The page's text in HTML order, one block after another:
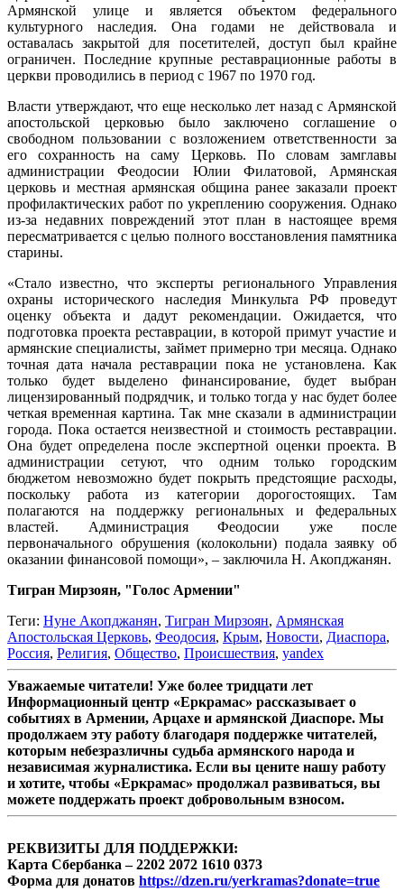
Армянской улице и является объектом федерального
культурного наследия. Она годами не действовала и
оставалась закрытой для посетителей, доступ был крайне
ограничен. Последние крупные реставрационные работы в
церкви проводились в период с 1967 по 1970 год.
Власти утверждают, что еще несколько лет назад с Армянской
апостольской церковью было заключено соглашение о
свободном пользовании с возложением ответственности за
его сохранность на саму Церковь. По словам замглавы
администрации Феодосии Юлии Филатовой, Армянская
церковь и местная армянская община ранее заказали проект
профилактических работ по укреплению сооружения. Однако
из-за недавних повреждений этот план в настоящее время
пересматривается с целью полного восстановления памятника
старины.
«Стало известно, что эксперты регионального Управления
охраны исторического наследия Минкульта РФ проведут
оценку объекта и дадут рекомендации. Ожидается, что
подготовка проекта реставрации, в которой примут участие и
армянские специалисты, займет примерно три месяца. Однако
точная дата начала реставрации пока не установлена. Как
только будет выделено финансирование, будет выбран
лицензированный подрядчик, и только тогда у нас будет более
четкая временная картина. Так мне сказали в администрации
города. Пока остается неизвестной и стоимость реставрации.
Она будет определена после экспертной оценки проекта. В
администрации сетуют, что одним только городским
бюджетом невозможно будет покрыть предстоящие расходы,
поскольку работа из категории дорогостоящих. Там
полагаются на поддержку региональных и федеральных
властей. Администрация Феодосии уже после
первоначального обрушения (колокольни) подала заявку об
оказании финансовой помощи», – заключила Н. Акопджанян.
Тигран Мирзоян, "Голос Армении"
Теги: Нуне Акопджанян, Тигран Мирзоян, Армянская
Апостольская Церковь, Феодосия, Крым, Новости, Диаспора,
Россия, Религия, Общество, Происшествия, yandex
Уважаемые читатели! Уже более тридцати лет
Информационный центр «Еркрамас» рассказывает о
событиях в Армении, Арцахе и армянской Диаспоре. Мы
продолжаем эту работу благодаря поддержке читателей,
которым небезразличны судьба армянского народа и
независимая журналистика. Если вы цените нашу работу
и хотите, чтобы «Еркрамас» продолжал развиваться, вы
можете поддержать проект добровольным взносом.
РЕКВИЗИТЫ ДЛЯ ПОДДЕРЖКИ:
Карта Сбербанка – 2202 2072 1610 0373
Форма для донатов https://dzen.ru/yerkramas?donate=true